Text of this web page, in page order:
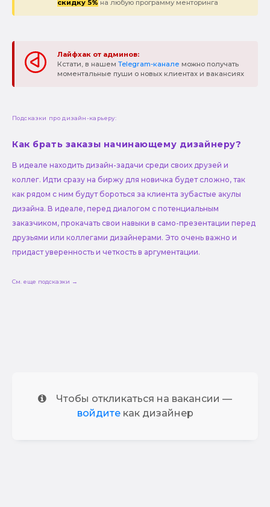
скидку 5% на любую программу менторинга
Лайфхак от админов:
Кстати, в нашем Telegram-канале можно получать
моментальные пуши о новых клиентах и вакансиях
Подсказки про дизайн-карьеру:
Как брать заказы начинающему дизайнеру?
В идеале находить дизайн-задачи среди своих друзей и
коллег. Идти сразу на биржу для новичка будет сложно, так
как рядом с ним будут бороться за клиента зубастые акулы
дизайна. В идеале, перед диалогом с потенциальным
заказчиком, прокачать свои навыки в само-презентации перед
друзьями или коллегами дизайнерами. Это очень важно и
придаст уверенность и четкость в аргументации.
См. еще подсказки →
Чтобы откликаться на вакансии —
войдитекак дизайнер